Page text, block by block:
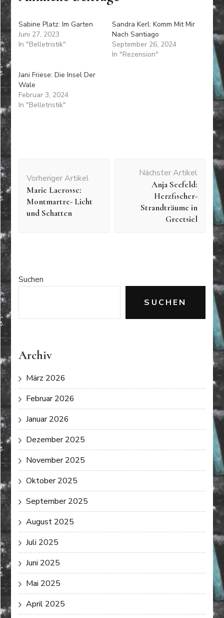
Sabine Platz: Im Garten
Juni 27, 2023
In "Belletristik"
Sandra Kerl: Komm Mit Mir
Nach Santiago
September 26, 2024
In "Rezension"
Jani Friese: Die Insel Der
Wale
Februar 3, 2024
In "Belletristik"
Vorheriger Artikel
Marie Lacrosse:
Montmartre- Licht
und Schatten
Nächster Artikel
Anja Seefeld:
Herzfischer-
Strandträume in
Greetsiel
Suchen
SUCHEN
Archiv
März 2026
Februar 2026
Januar 2026
Dezember 2025
November 2025
Oktober 2025
September 2025
August 2025
Juli 2025
Juni 2025
Mai 2025
April 2025